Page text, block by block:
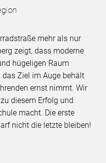
mehr als nur
zeigt, dass moderne
hügeligen Raum
Ziel im Auge behält
ernst nimmt. Wir
diesem Erfolg und
macht. Die erste
nicht die letzte bleiben!